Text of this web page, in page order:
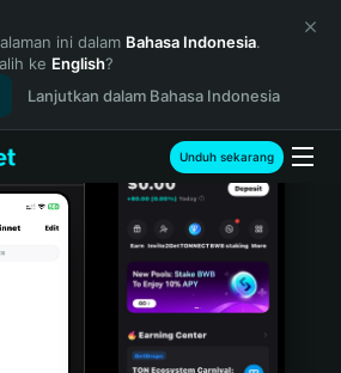
ini dalam Bahasa Indonesia.
ke English?
Lanjutkan dalam Bahasa Indonesia
Unduh sekarang